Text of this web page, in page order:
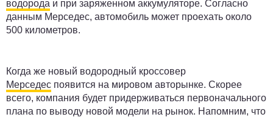
водорода и при заряженном аккумуляторе. Согласно
данным Мерседес, автомобиль может проехать около
500 километров.
Когда же новый водородный кроссовер
Мерседес появится на мировом авторынке. Скорее
всего, компания будет придерживаться первоначального
плана по выводу новой модели на рынок. Напомним, что